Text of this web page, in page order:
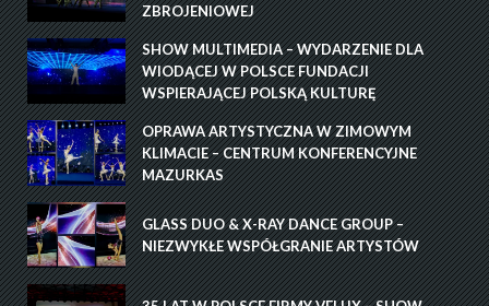
ZBROJENIOWEJ
SHOW MULTIMEDIA – WYDARZENIE DLA
WIODĄCEJ W POLSCE FUNDACJI
WSPIERAJĄCEJ POLSKĄ KULTURĘ
OPRAWA ARTYSTYCZNA W ZIMOWYM
KLIMACIE – CENTRUM KONFERENCYJNE
MAZURKAS
GLASS DUO & X-RAY DANCE GROUP –
NIEZWYKŁE WSPÓŁGRANIE ARTYSTÓW